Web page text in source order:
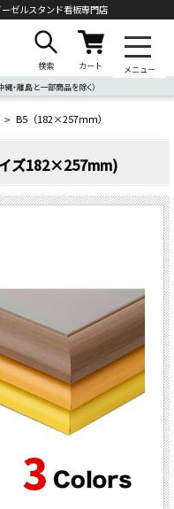
ーゼルスタンド看板専門店
検索 カート メニュー
縄・離島と一部商品を除く）
> B5（182×257ｍｍ）
ズ182×257mm)